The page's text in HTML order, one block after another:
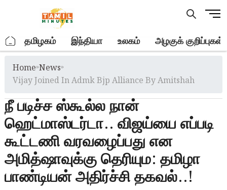
M
u
o
. தமிழகம் இந்தியா உலகம் அழகுக் குறிப்புகள்
Home»News»
Vijay Joined In Admk Bjp Alliance By Amitshah
நீ படிச்ச ஸ்கூல்ல நான்
ஹெட்மாஸ்டர்டா.. விஜய்யை எப்படி
கூட்டணி வரவழைப்பது என
அமித்ஷாவுக்கு தெரியும: தமிழா
பாண்டியன் அதிர்ச்சி தகவல்..!